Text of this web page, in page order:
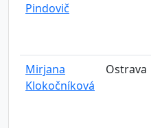
Pindovič
Mirjana
Klokočníková
Ostrava